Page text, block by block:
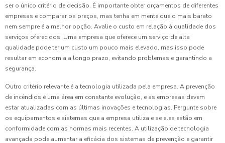
ser o único critério de decisão. É importante obter orçamentos de diferentes
empresas e comparar os preços, mas tenha em mente que o mais barato
nem sempre é a melhor opção. Avalie o custo em relação à qualidade dos
serviços oferecidos. Uma empresa que oferece um serviço de alta
qualidade pode ter um custo um pouco mais elevado, mas isso pode
resultar em economia a longo prazo, evitando problemas e garantindo a
segurança.
Outro critério relevante é a tecnologia utilizada pela empresa. A prevenção
de incêndios é uma área em constante evolução, e as empresas devem
estar atualizadas com as últimas inovações e tecnologias. Pergunte sobre
os equipamentos e sistemas que a empresa utiliza e se eles estão em
conformidade com as normas mais recentes. A utilização de tecnologia
avançada pode aumentar a eficácia dos sistemas de prevenção e garantir